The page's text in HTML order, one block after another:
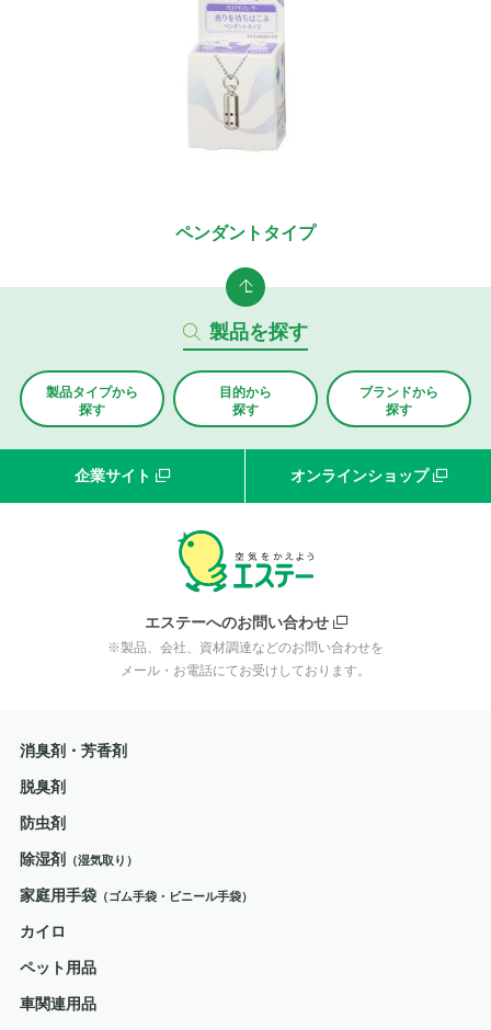
ペンダントタイプ
製品を探す
製品タイプから
探す
目的から
探す
ブランドから
探す
企業サイト オンラインショップ
エステーへのお問い合わせ
※製品、会社、資材調達などのお問い合わせを
メール・お電話にてお受けしております。
消臭剤・芳香剤
脱臭剤
防虫剤
除湿剤 （湿気取り）
家庭用手袋（ゴム手袋・ビニール手袋）
カイロ
ペット用品
車関連用品